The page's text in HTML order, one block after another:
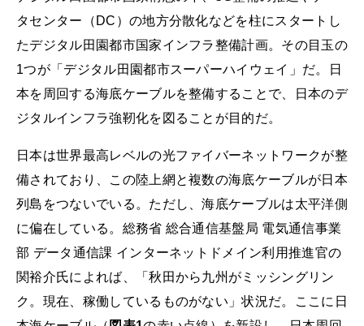
タセンター（DC）の地方分散化などを柱にスタートし
たデジタル田園都市国家インフラ整備計画。その目玉の
1つが「デジタル田園都市スーパーハイウェイ」だ。日
本を周回する海底ケーブルを整備することで、日本のデ
ジタルインフラ強靭化を図ることが目的だ。
日本は世界最高レベルの光ファイバーネットワークが整
備されており、この陸上網と複数の海底ケーブルが日本
列島をつないでいる。ただし、海底ケーブルは太平洋側
に偏在している。総務省 総合通信基盤局 電気通信事業
部 データ通信課 インターネットドメイン利用推進官の
関裕介氏によれば、「秋田から九州がミッシングリン
ク。現在、稼働しているものがない」状況だ。ここに日